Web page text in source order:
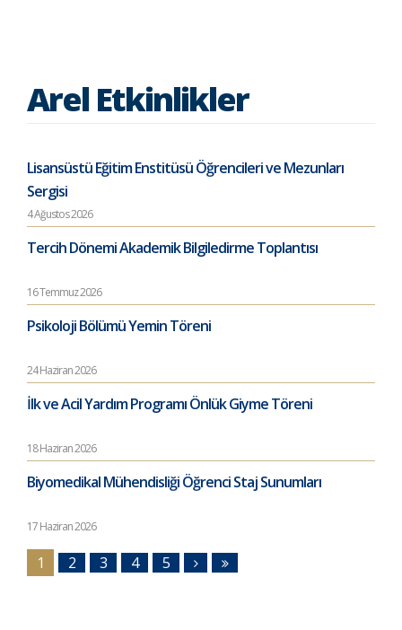
Arel Etkinlikler
Lisansüstü Eğitim Enstitüsü Öğrencileri ve Mezunları
Sergisi
4 Ağustos 2026
Tercih Dönemi Akademik Bilgiledirme Toplantısı
16 Temmuz 2026
Psikoloji Bölümü Yemin Töreni
24 Haziran 2026
İlk ve Acil Yardım Programı Önlük Giyme Töreni
18 Haziran 2026
Biyomedikal Mühendisliği Öğrenci Staj Sunumları
17 Haziran 2026
1 2 3 4 5